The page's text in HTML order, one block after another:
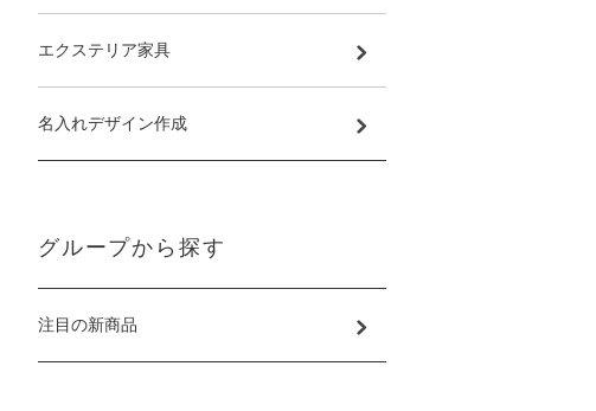
エクステリア家具
名入れデザイン作成
グループから探す
注目の新商品